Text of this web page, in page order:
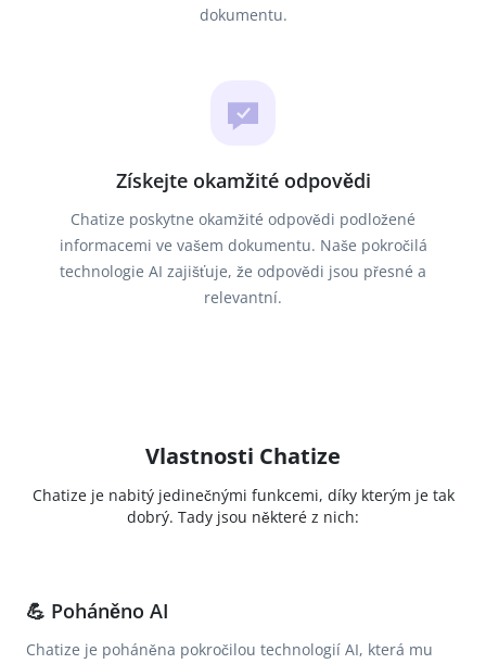
dokumentu.
Získejte okamžité odpovědi
Chatize poskytne okamžité odpovědi podložené
informacemi ve vašem dokumentu. Naše pokročilá
technologie AI zajišťuje, že odpovědi jsou přesné a
relevantní.
Vlastnosti Chatize
Chatize je nabitý jedinečnými funkcemi, díky kterým je tak
dobrý. Tady jsou některé z nich:
💪 Poháněno AI
Chatize je poháněna pokročilou technologií AI, která mu